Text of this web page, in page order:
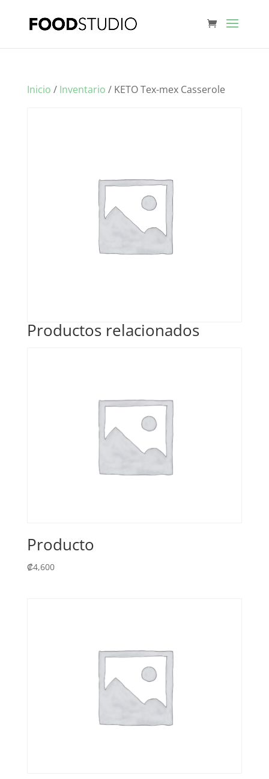
Inicio / Inventario / KETO Tex-mex Casserole
Productos relacionados
Producto
₡4,600